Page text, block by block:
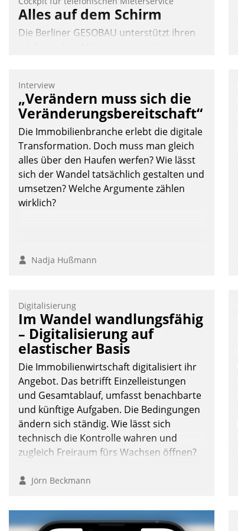
Alles auf dem Schirm
Die Berliner GESOBAU unterstützt ihren
auswirft. Eine intuitive Dialogführung
ermöglicht dem externen Serviceteam,
Anrufe von Mietenden zügiger und
effizienter zu bearbeiten.
Nadja Hußmann
Interview
„Verändern muss sich die
Veränderungsbereitschaft“
Die Immobilienbranche erlebt die digitale
Transformation. Doch muss man gleich
alles über den Haufen werfen? Wie lässt
sich der Wandel tatsächlich gestalten und
umsetzen? Welche Argumente zählen
wirklich?
Nadja Hußmann
Digitalisierung
Im Wandel wandlungsfähig
– Digitalisierung auf
elastischer Basis
Die Immobilienwirtschaft digitalisiert ihr
Angebot. Das betrifft Einzelleistungen
und Gesamtablauf, umfasst benachbarte
und künftige Aufgaben. Die Bedingungen
ändern sich ständig. Wie lässt sich
technisch die Kontrolle wahren und
zugleich Freiraum fürs Wachsen öffnen?
Jörn Beckmann